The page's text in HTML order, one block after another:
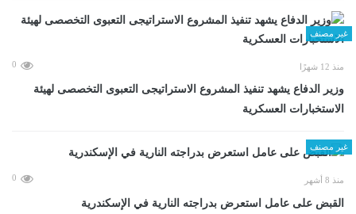
غير مصنف
منذ 12 شهرًا 0
وزير الدفاع يشهد تنفيذ المشروع الاستراتيجى التعبوى التخصصى لهيئة
الاستخبارات العسكرية
غير مصنف
منذ 8 أشهر 0
القبض على عامل استعرض بدراجته النارية في الإسكندرية